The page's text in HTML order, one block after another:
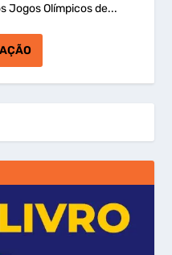
Jogos Olímpicos de...